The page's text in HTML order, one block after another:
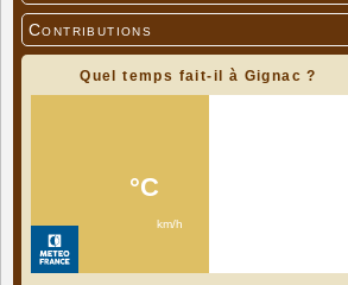
Contributions
Quel temps fait-il à Gignac ?